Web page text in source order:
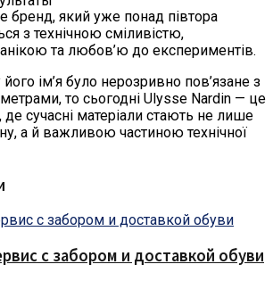
бренд, який уже понад півтора
з технічною сміливістю,
та любов’ю до експериментів.
ім’я було нерозривно пов’язане з
то сьогодні Ulysse Nardin — це
де сучасні матеріали стають не лише
а й важливою частиною технічної
с забором и доставкой обуви